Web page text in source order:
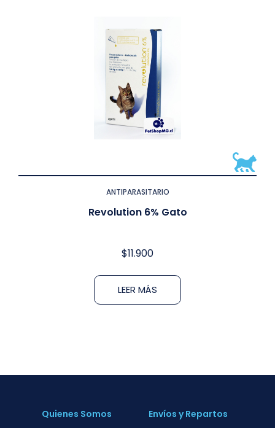
ANTIPARASITARIO
Revolution 6% Gato
$11.900
LEER MÁS
Quienes Somos Envíos y Repartos